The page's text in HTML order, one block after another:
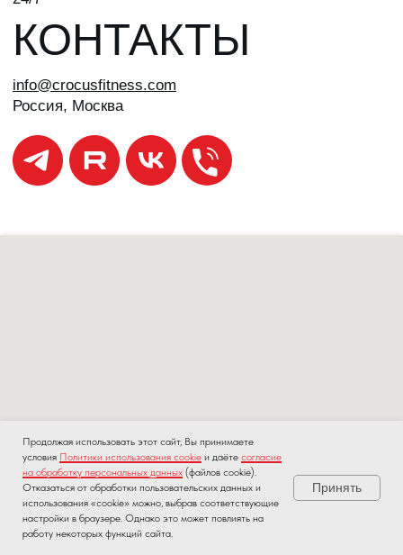
Продолжая использовать этот сайт, Вы принимаете
условия Политики использования cookie и даёте согласие
на обработку персональных данных (файлов cookie).
Отказаться от обработки пользовательских данных и
использования «cookie» можно, выбрав соответствующие
настройки в браузере. Однако это может повлиять на
работу некоторых функций сайта.
Принять